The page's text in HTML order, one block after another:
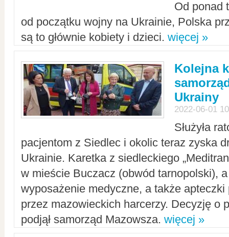
Od ponad
od początku wojny na Ukrainie, Polska
są to głównie kobiety i dzieci. więcej »
Kolejna
Ukrainy
2022-06-01
Służyła
pacjentom z Siedlec i okolic teraz zyska
Ukrainie. Karetka z siedleckiego
w mieście Buczacz (obwód tarnopolski),
wyposażenie medyczne, a także apteczki
przez mazowieckich harcerzy. Decyzję o
podjął samorząd Mazowsza. więcej »